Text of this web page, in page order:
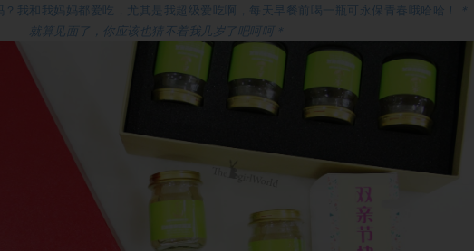
我和我妈妈都爱吃，尤其是我超级爱吃啊，每天早餐前喝一瓶可永保青春哦哈哈！
＊
就算见面了，你应该也猜不着我几岁了吧呵呵＊